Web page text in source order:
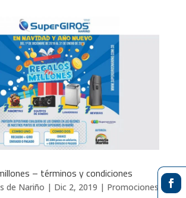
– términos y condiciones
de Nariño | Dic 2, 2019 | Promociones